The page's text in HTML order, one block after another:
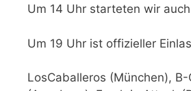
Um 14 Uhr starteten wir
Um 19 Uhr ist offizieller
LosCaballeros (München),